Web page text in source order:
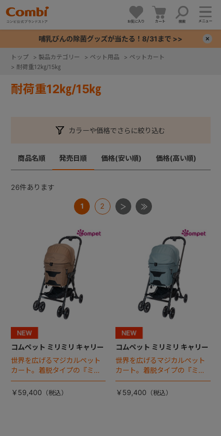
お気に入り カート 検索 メニュー
哺乳びんの除菌グッズが当たる！8/31まで >>
トップ > 製品カテゴリー > ペット用品 > ペットカート
> 耐荷重12㎏/15㎏
耐荷重12㎏/15㎏
カラーや価格でさらに絞り込む
商品名順 発売日順 価格(安い順) 価格(高い順)
26件あります
1 2
コムペット ミリミリ キャリー
世界を広げるマジカルペット
カート。着脱タイプの『ミリ
ミリ キャリー』 からアースカ
ラーが登場！
￥59,400
コムペット ミリミリ キャリー
世界を広げるマジカルペット
カート。着脱タイプの『ミリ
ミリ キャリー』 からアースカ
ラーが登場！
￥59,400